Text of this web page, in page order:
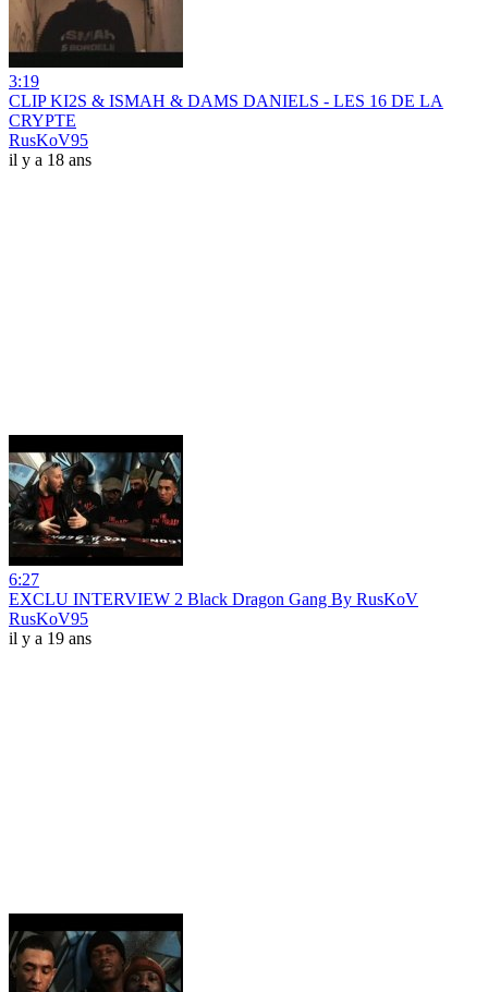
3:19
CLIP KI2S & ISMAH & DAMS DANIELS - LES 16 DE LA
CRYPTE
RusKoV95
il y a 18 ans
6:27
EXCLU INTERVIEW 2 Black Dragon Gang By RusKoV
RusKoV95
il y a 19 ans